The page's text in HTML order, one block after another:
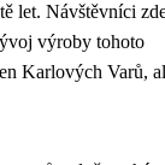
let. Návštěvníci
výroby tohoto
Karlových Varů,